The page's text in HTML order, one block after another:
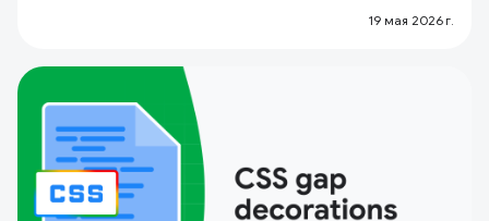
19 мая 2026 г.